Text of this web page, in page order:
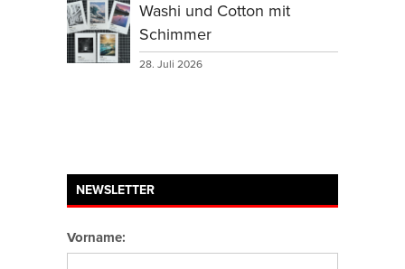
Washi und Cotton mit
Schimmer
28. Juli 2026
NEWSLETTER
Vorname: